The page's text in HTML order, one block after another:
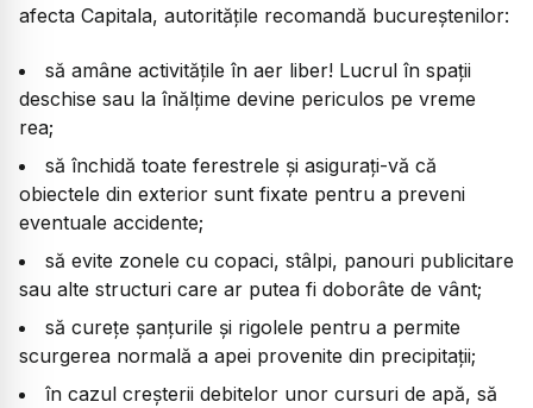
afecta Capitala, autoritățile recomandă bucureștenilor:
să amâne activitățile în aer liber! Lucrul în spații
deschise sau la înălțime devine periculos pe vreme
rea;
să închidă toate ferestrele și asigurați-vă că
obiectele din exterior sunt fixate pentru a preveni
eventuale accidente;
să evite zonele cu copaci, stâlpi, panouri publicitare
sau alte structuri care ar putea fi doborâte de vânt;
să curețe șanțurile și rigolele pentru a permite
scurgerea normală a apei provenite din precipitații;
în cazul creșterii debitelor unor cursuri de apă, să